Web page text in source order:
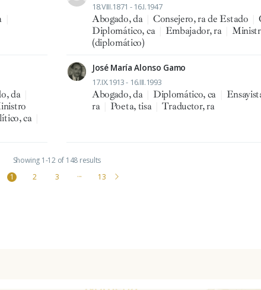
18.VIII.1871 - 16.I.1947
Abogado, da Consejero, ra de Estado
Diplomático, ca
Embajador, ra
(diplomático)
da
ca
José María Alonso Gamo
17.IX.1913 - 16.III.1993
Abogado, da Diplomático, ca
ra
Poeta, tisa Traductor, ra
Showing 1-12 of 148 results
1
2 3 ··· 13